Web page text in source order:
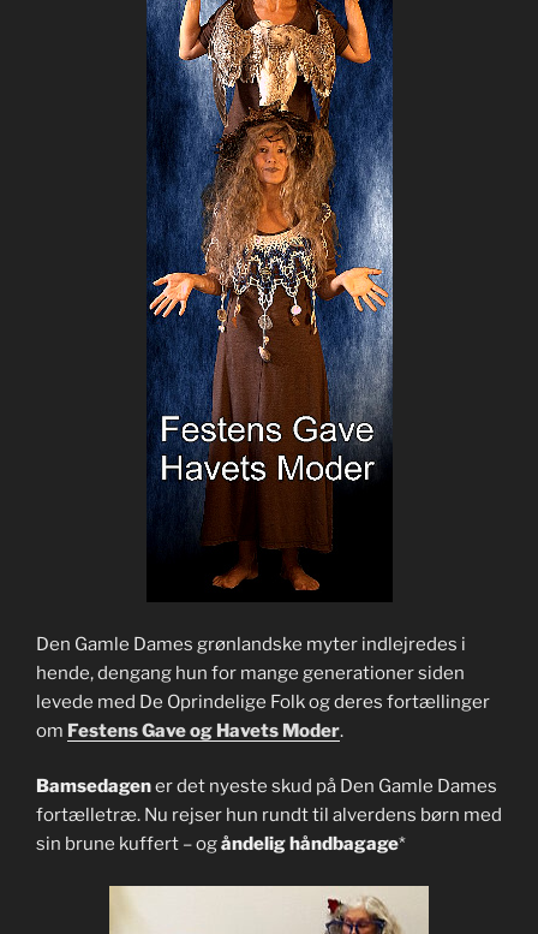
Den Gamle Dames grønlandske myter indlejredes i
hende, dengang hun for mange generationer siden
levede med De Oprindelige Folk og deres fortællinger
om Festens Gave og Havets Moder.
Bamsedagener det nyeste skud på Den Gamle Dames
fortælletræ. Nu rejser hun rundt til alverdens børn med
sin brune kuffert – ogåndelig håndbagage*